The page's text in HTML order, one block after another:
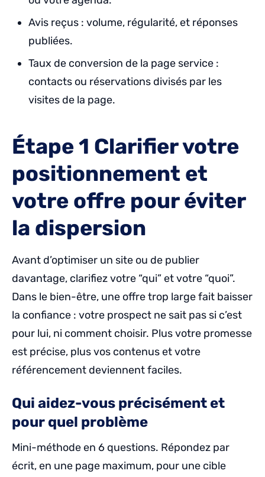
Avis reçus : volume, régularité, et réponses
publiées.
Taux de conversion de la page service :
contacts ou réservations divisés par les
visites de la page.
Étape 1 Clarifier votre
positionnement et
votre offre pour éviter
la dispersion
Avant d’optimiser un site ou de publier
davantage, clarifiez votre “qui” et votre “quoi”.
Dans le bien-être, une offre trop large fait baisser
la confiance : votre prospect ne sait pas si c’est
pour lui, ni comment choisir. Plus votre promesse
est précise, plus vos contenus et votre
référencement deviennent faciles.
Qui aidez-vous précisément et
pour quel problème
Mini-méthode en 6 questions. Répondez par
écrit, en une page maximum, pour une cible